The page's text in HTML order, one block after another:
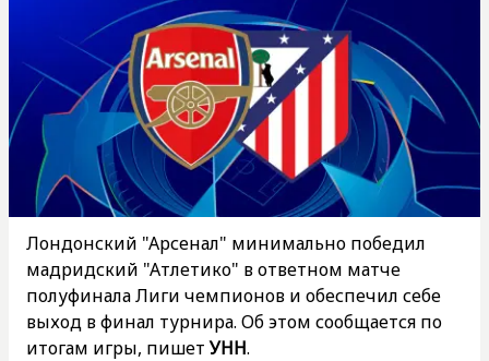
Лондонский "Арсенал" минимально победил
мадридский "Атлетико" в ответном матче
полуфинала Лиги чемпионов и обеспечил себе
выход в финал турнира. Об этом сообщается по
итогам игры, пишетУНН.